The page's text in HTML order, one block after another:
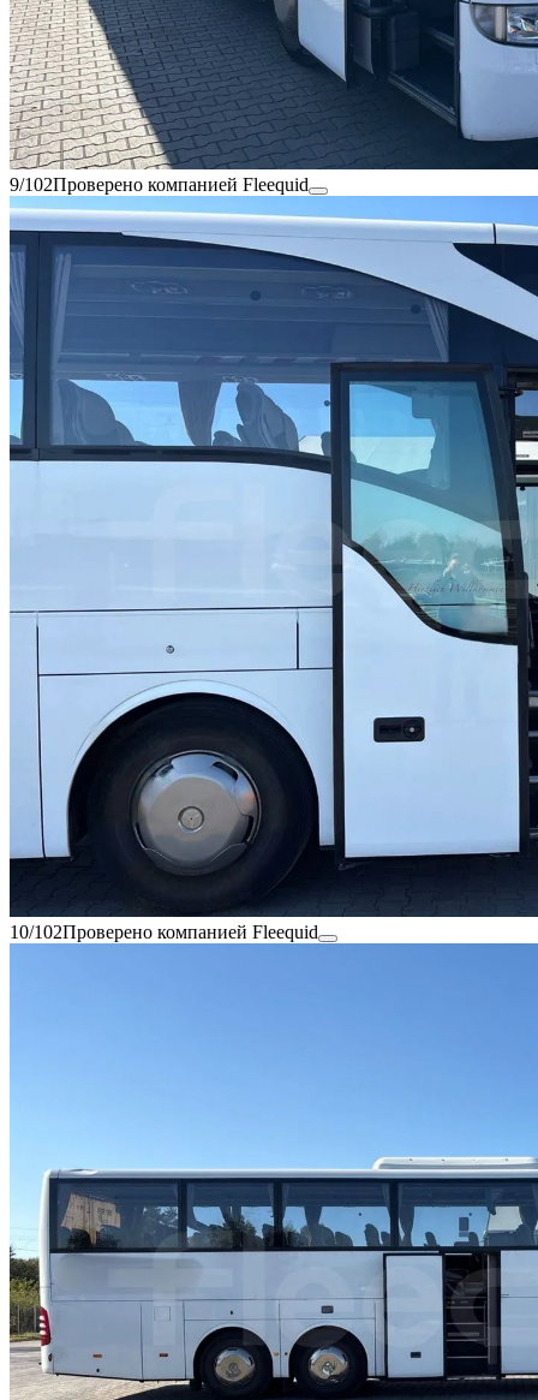
9/102Проверено компанией Fleequid
10/102Проверено компанией Fleequid